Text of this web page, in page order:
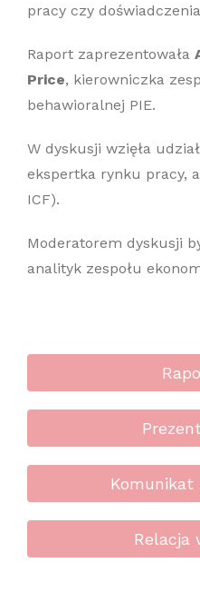
pracy czy
Raport zaprezentowała
Price, kierowniczka
behawioralnej PIE.
W dyskusji wzięła udział
ekspertka rynku pracy,
ICF).
Moderatorem dyskusji
analityk zespołu
Komunikat
Relacja